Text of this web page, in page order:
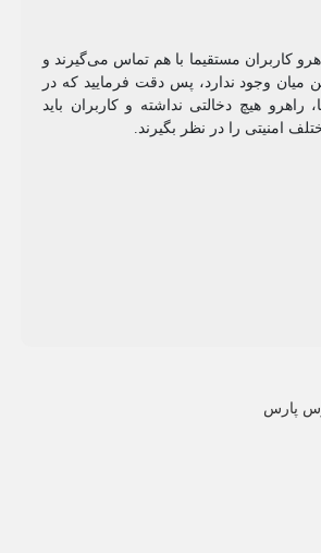
کاربران مستقیما با هم تماس می‌گیرند و
میان وجود ندارد، پس دقت فرمایید که در
هیچ دخالتی نداشته و کاربران باید
امنیتی را در نظر بگیرند.
پارس